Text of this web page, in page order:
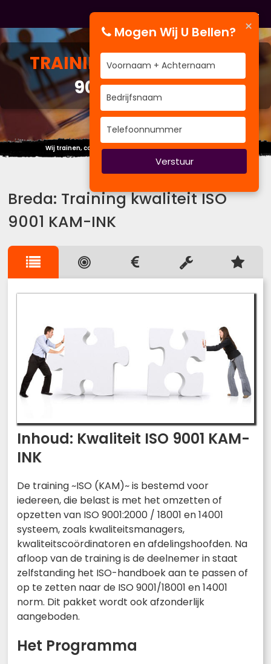
TRAININGKWALITEIT ISO
9001 KAM-INK
Wij trainen, coachen om uw performance te verbeteren
Breda: Training kwaliteit ISO
9001 KAM-INK
Inhoud: Kwaliteit ISO 9001 KAM-
INK
De training ~ISO (KAM)~ is bestemd voor
iedereen, die belast is met het omzetten of
opzetten van ISO 9001:2000 / 18001 en 14001
systeem, zoals kwaliteitsmanagers,
kwaliteitscoördinatoren en afdelingshoofden. Na
afloop van de training is de deelnemer in staat
zelfstanding het ISO-handboek aan te passen of
op te zetten naar de ISO 9001/18001 en 14001
norm. Dit pakket wordt ook afzonderlijk
aangeboden.
Het Programma
×
Mogen Wij U Bellen?
Verstuur